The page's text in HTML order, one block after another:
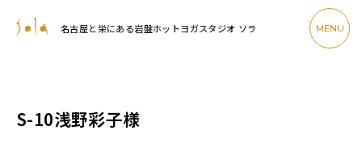
名古屋と栄にある岩盤ホットヨガスタジオ ソラ MENU
S-10浅野彩子様